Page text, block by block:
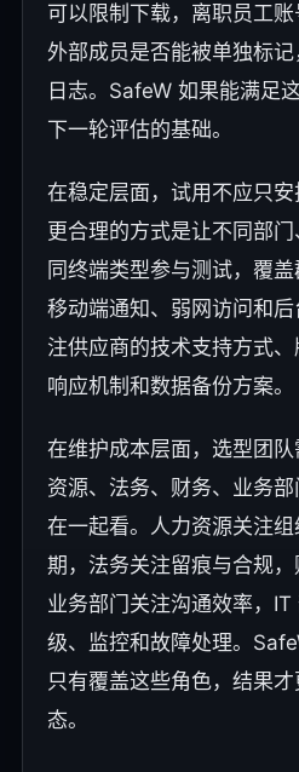
可以限制下载，离职员工账
外部成员是否能被单独标
日志。SafeW 如果能满足
下一轮评估的基础。
在稳定层面，试用不应只安
更合理的方式是让不同部
同终端类型参与测试，覆盖
移动端通知、弱网访问和
注供应商的技术支持方式
响应机制和数据备份方案。
在维护成本层面，选型团
资源、法务、财务、业务
在一起看。人力资源关注
期，法务关注留痕与合规，
业务部门关注沟通效率，
级、监控和故障处理。
只有覆盖这些角色，结果
态。